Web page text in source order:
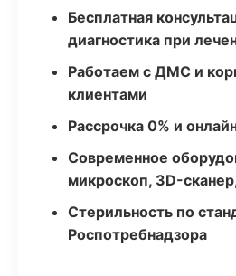
Бесплатная
диагностика при
Работаем с ДМС и
клиентами
Рассрочка 0% и
Современное
микроскоп, 3D-
Стерильность по
Роспотребнадзора